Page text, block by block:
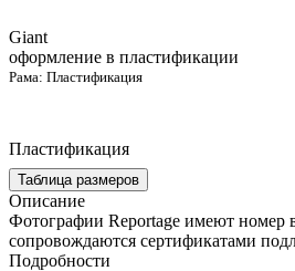
Giant
оформление в пластификации
Рама: Пластификация
Пластификация
Таблица размеров
Описание
Фотографии Reportage имеют номер
сопровождаются сертификатами
Подробности